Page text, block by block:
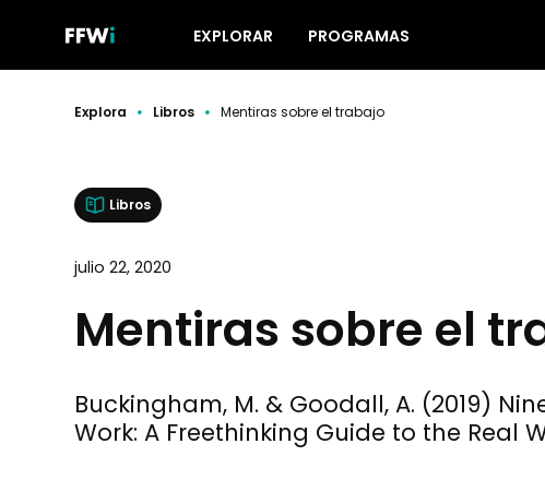
EXPLORAR PROGRAMAS
Explora Libros Mentiras sobre el trabajo
Libros
julio 22, 2020
Mentiras sobre el
Buckingham, M. & Goodall, A. (2019)
Work: A Freethinking Guide to the Real